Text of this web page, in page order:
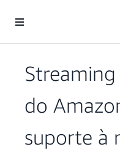
Pular para o conteúdo
do
suporte à